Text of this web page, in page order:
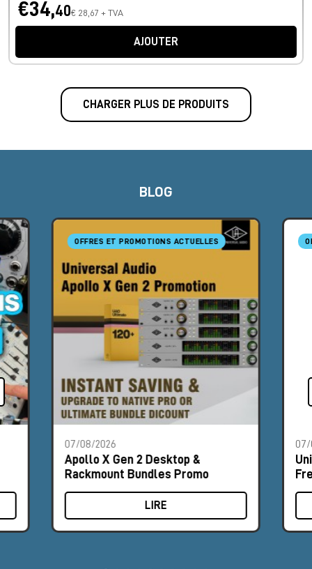
€34,40€ 28,67 + TVA
AJOUTER
CHARGER PLUS DE PRODUITS
BLOG
OFFRES ET PROMOTIONS ACTUELLES
07/08/2026
Apollo X Gen 2 Desktop &
Rackmount Bundles Promo
LIRE
07/